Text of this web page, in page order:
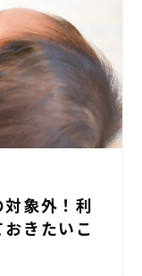
象外！利
きたいこ